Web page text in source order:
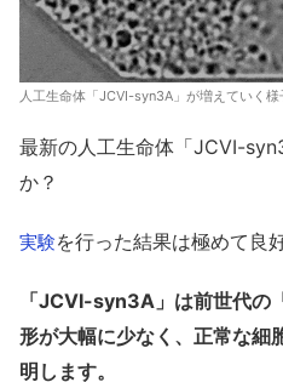
人工生命体「JCVI-syn3A」が増えていく
最新の人工生命体「JCVI-
か？
実験を行った結果は極めて良
「JCVI-syn3A」は前世代
形が大幅に少なく、正常な細
明します。